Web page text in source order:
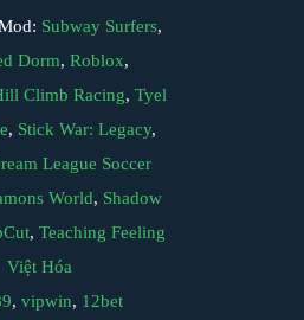
Subway Surfers,
Dorm, Roblox,
Climb Racing, Tyel
, Stick War: Legacy,
League Soccer
World, Shadow
, Teaching Feeling
Việt Hóa
, vipwin, 12bet